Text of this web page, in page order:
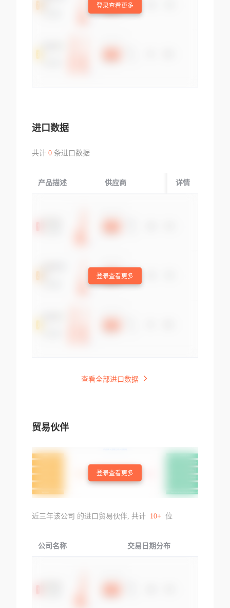
登录查看更多
进口数据
共计 0条进口数据
产品描述 供应商 起运国/地区
详情
登录查看更多
查看全部进口数据
贸易伙伴
登录查看更多
近三年该公司 的进口贸易伙伴, 共计 10+ 位
公司名称 交易日期分布